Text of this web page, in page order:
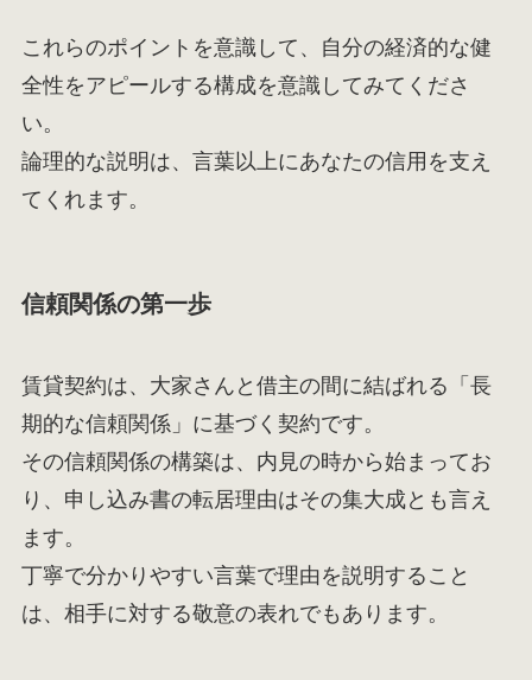
これらのポイントを意識して、自分の経済的な健
全性をアピールする構成を意識してみてくださ
い。
論理的な説明は、言葉以上にあなたの信用を支え
てくれます。
信頼関係の第一歩
賃貸契約は、大家さんと借主の間に結ばれる「長
期的な信頼関係」に基づく契約です。
その信頼関係の構築は、内見の時から始まってお
り、申し込み書の転居理由はその集大成とも言え
ます。
丁寧で分かりやすい言葉で理由を説明すること
は、相手に対する敬意の表れでもあります。